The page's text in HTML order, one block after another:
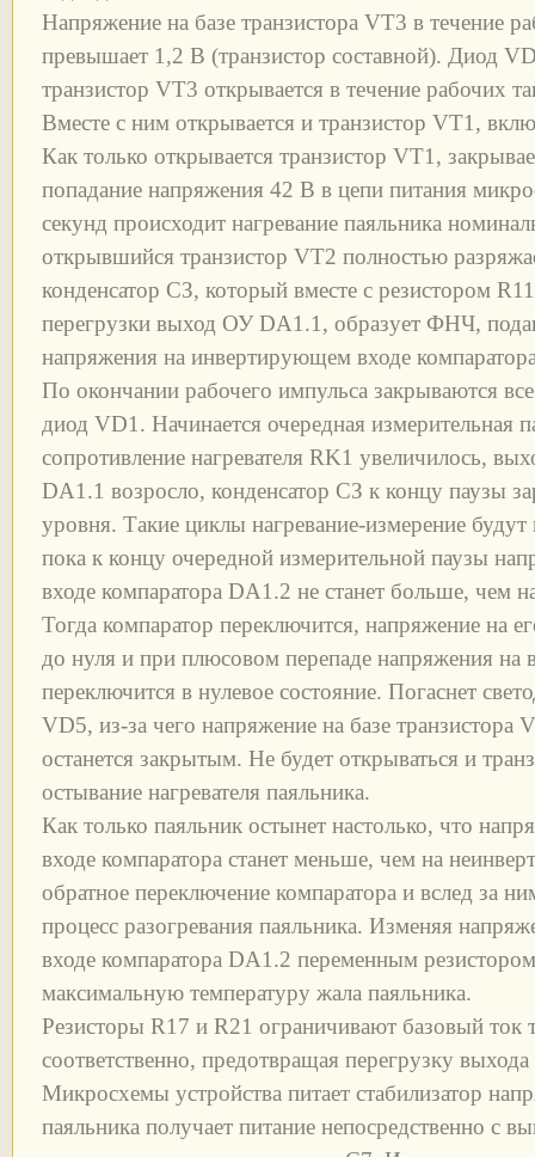
Напряжение на базе транзистора VT3 в течение
превышает 1,2 В (транзистор составной). Диод
транзистор VT3 открывается в течение рабочих
Вместе с ним открывается и транзистор VT1,
Как только открывается транзистор VT1,
попадание напряжения 42 В в цепи питания
секунд происходит нагревание паяльника
открывшийся транзистор VT2 полностью
конденсатор СЗ, который вместе с резистором
перегрузки выход ОУ DA1.1, образует ФНЧ,
напряжения на инвертирующем входе
По окончании рабочего импульса закрываются
диод VD1. Начинается очередная измерительная
сопротивление нагревателя RK1 увеличилось,
DA1.1 возросло, конденсатор СЗ к концу паузы
уровня. Такие циклы нагревание-измерение
пока к концу очередной измерительной паузы
входе компаратора DA1.2 не станет больше, чем
Тогда компаратор переключится, напряжение на
до нуля и при плюсовом перепаде напряжения на
переключится в нулевое состояние. Погаснет
VD5, из-за чего напряжение на базе
останется закрытым. Не будет открываться и
остывание нагревателя паяльника.
Как только паяльник остынет настолько, что
входе компаратора станет меньше, чем на
обратное переключение компаратора и вслед за
процесс разогревания паяльника. Изменяя
входе компаратора DA1.2 переменным
максимальную температуру жала паяльника.
Резисторы R17 и R21 ограничивают базовый ток
соответственно, предотвращая перегрузку
Микросхемы устройства питает стабилизатор
паяльника получает питание непосредственно с